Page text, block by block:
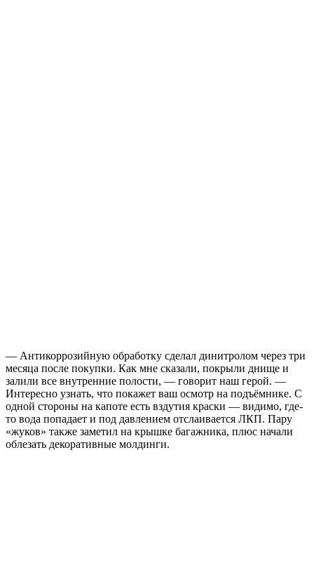
— Антикоррозийную обработку сделал динитролом через три
месяца после покупки. Как мне сказали, покрыли днище и
залили все внутренние полости, — говорит наш герой. —
Интересно узнать, что покажет ваш осмотр на подъёмнике. С
одной стороны на капоте есть вздутия краски — видимо, где-
то вода попадает и под давлением отслаивается ЛКП. Пару
«жуков» также заметил на крышке багажника, плюс начали
облезать декоративные молдинги.